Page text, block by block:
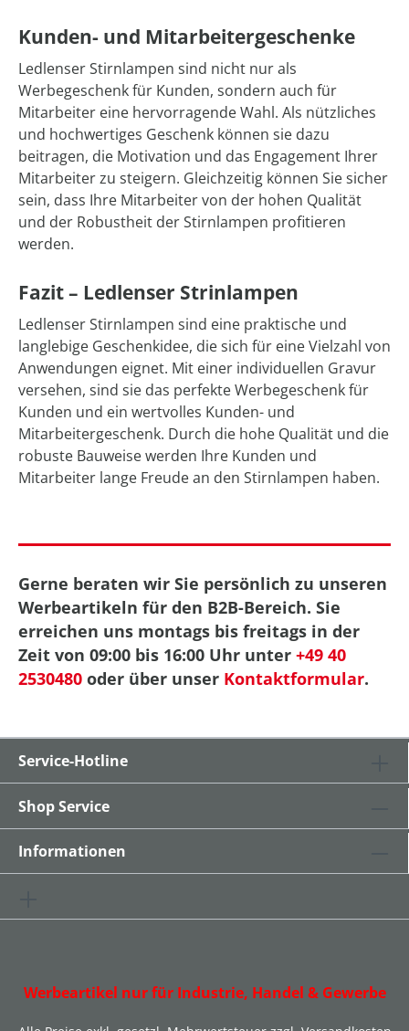
Kunden- und Mitarbeitergeschenke
Ledlenser Stirnlampen sind nicht nur als
Werbegeschenk für Kunden, sondern auch für
Mitarbeiter eine hervorragende Wahl. Als nützliches
und hochwertiges Geschenk können sie dazu
beitragen, die Motivation und das Engagement Ihrer
Mitarbeiter zu steigern. Gleichzeitig können Sie sicher
sein, dass Ihre Mitarbeiter von der hohen Qualität
und der Robustheit der Stirnlampen profitieren
werden.
Fazit – Ledlenser Strinlampen
Ledlenser Stirnlampen sind eine praktische und
langlebige Geschenkidee, die sich für eine Vielzahl von
Anwendungen eignet. Mit einer individuellen Gravur
versehen, sind sie das perfekte Werbegeschenk für
Kunden und ein wertvolles Kunden- und
Mitarbeitergeschenk. Durch die hohe Qualität und die
robuste Bauweise werden Ihre Kunden und
Mitarbeiter lange Freude an den Stirnlampen haben.
Gerne beraten wir Sie persönlich zu unseren
Werbeartikeln für den B2B-Bereich. Sie
erreichen uns montags bis freitags in der
Zeit von 09:00 bis 16:00 Uhr unter +49 40
2530480 oder über unser Kontaktformular.
Service-Hotline
Shop Service
Informationen
Werbeartikel nur für Industrie, Handel & Gewerbe